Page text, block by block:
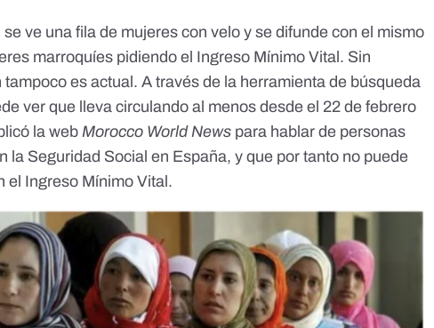
ve una fila de mujeres con velo y se difunde con el mismo
marroquíes pidiendo el Ingreso Mínimo Vital. Sin
es actual. A través de la herramienta de búsqueda
ver que lleva circulando al menos desde el 22 de febrero
la webMorocco World News para hablar de personas
la Seguridad Social en España, y que por tanto no puede
el Ingreso Mínimo Vital.